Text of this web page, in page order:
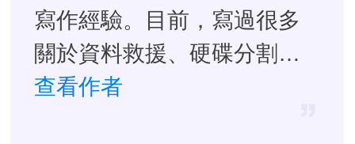
寫作經驗。目前，寫過很多
關於資料救援、硬碟分割管
理或備份還原相關文章，希
查看作者